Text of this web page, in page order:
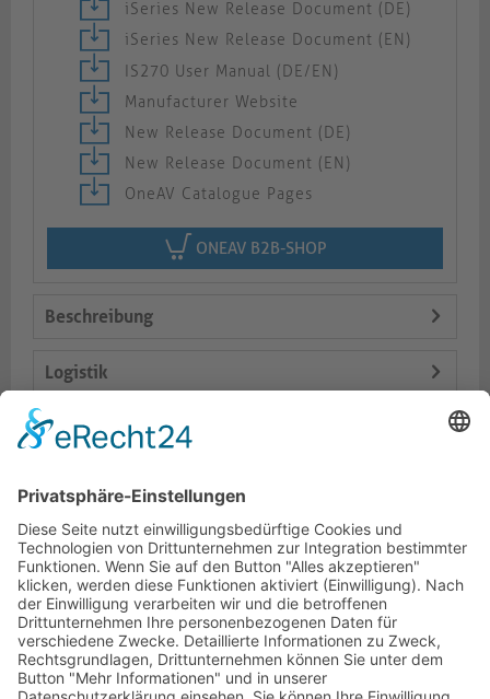
iSeries New Release Document (DE)
iSeries New Release Document (EN)
IS270 User Manual (DE/EN)
Manufacturer Website
New Release Document (DE)
New Release Document (EN)
OneAV Catalogue Pages
ONEAV B2B-SHOP
Beschreibung
Logistik
Spezifikationen
Dokumente
HOTLINE